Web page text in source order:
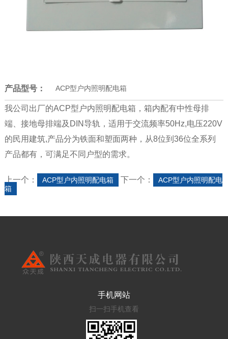
产品型号： ACP型户内照明配电箱
我公司出厂的ACP型户内照明配电箱，箱内配有中性母排
端、接地母排端及DIN导轨，适用于交流频率50Hz,电压220V
的民用建筑,产品分为铁面和塑面两种，从8位到36位全系列
产品都有，可满足不同户型的需求。
上一个： ACP型户内照明配电箱 下一个：
ACP型户内照明配电
箱
手机网站
扫一扫手机查看